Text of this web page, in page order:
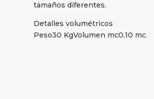
tamaños diferentes.
Detalles volumétricos
Peso30 KgVolumen mc0,10 mc